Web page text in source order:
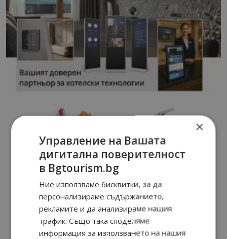
×
Управление на Вашата
дигитална поверителност
в Bgtourism.bg
Ние използваме бисквитки, за да
персонализираме съдържанието,
рекламите и да анализираме нашия
трафик. Също така споделяме
информация за използването на нашия